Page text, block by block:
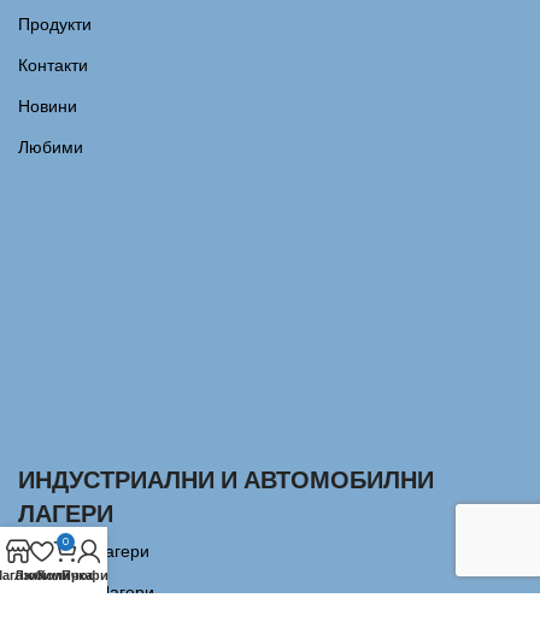
Продукти
Контакти
Новини
Любими
ИНДУСТРИАЛНИ И АВТОМОБИЛНИ
ЛАГЕРИ
Сачмени лагери
Аксиални Лагери
Любими
0
Количка
Профил